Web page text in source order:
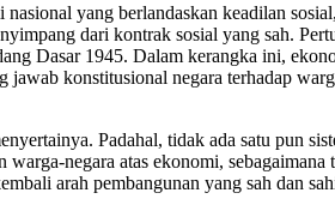
yang berlandaskan keadilan
dari kontrak sosial yang sah.
Dasar 1945. Dalam kerangka ini,
konstitusional negara terhadap
Padahal, tidak ada satu pun
negara atas ekonomi,
arah pembangunan yang sah dan